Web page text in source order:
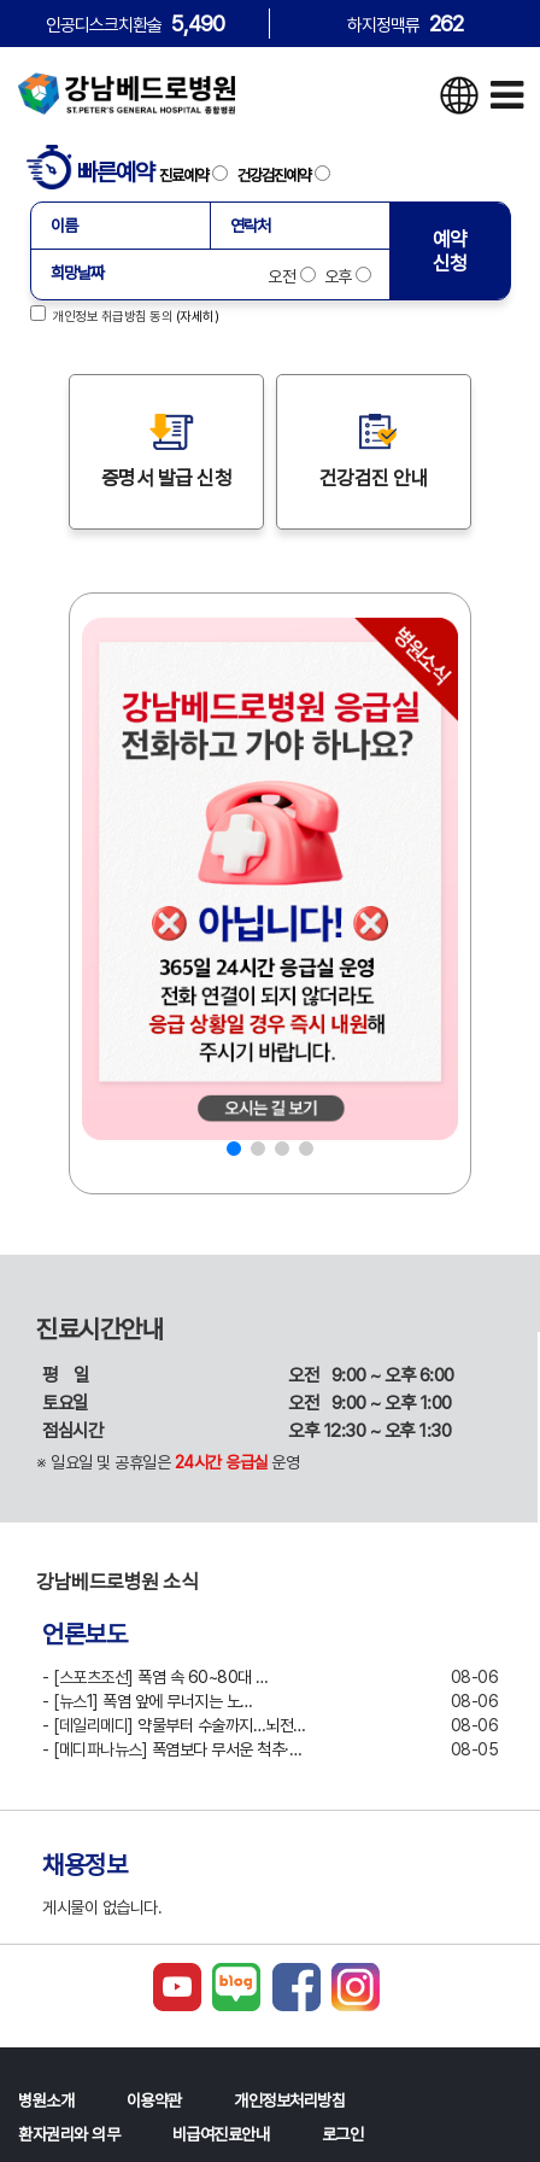
인공디스크치환술 5,490 하지정맥류 262
빠른예약진료예약 건강검진예약
오전 오후
예약
신청
개인정보 취급방침 동의 (자세히)
증명서 발급 신청 건강검진 안내
진료시간안내
평일
토요일
점심시간
오전 9:00 ~ 오후 6:00
오전 9:00 ~ 오후 1:00
오후 12:30 ~ 오후 1:30
※ 일요일 및 공휴일은 24시간 응급실 운영
강남베드로병원 소식
언론보도
- [스포츠조선] 폭염 속 60~80대 …
08-06
- [뉴스1] 폭염 앞에 무너지는 노…
08-06
- [데일리메디] 약물부터 수술까지…뇌전…
08-06
- [메디파나뉴스] 폭염보다 무서운 척추·… 08-05
채용정보
게시물이 없습니다.
병원소개 이용약관
개인정보처리방침
환자권리와 의무
비급여진료안내 로그인